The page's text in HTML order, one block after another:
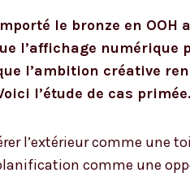
le bronze en
l’affichage
l’ambition créative
l’étude de cas primée.
l’extérieur comme une
comme une